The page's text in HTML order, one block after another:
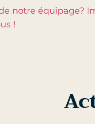
notre équipage?
!